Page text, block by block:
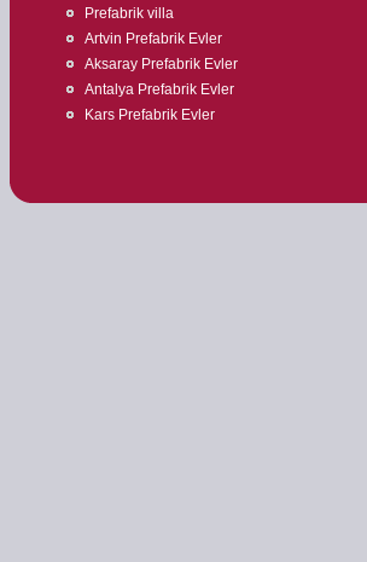
Prefabrik villa
Artvin Prefabrik Evler
Aksaray Prefabrik Evler
Antalya Prefabrik Evler
Kars Prefabrik Evler